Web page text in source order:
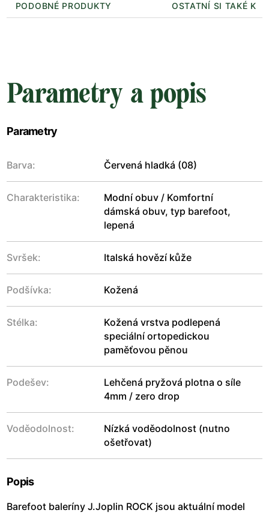
PODOBNÉ PRODUKTY OSTATNÍ SI TAKÉ
Parametry a popis
Parametry
Barva: Červená hladká (08)
Charakteristika:
Modní obuv / Komfortní
dámská obuv, typ barefoot,
lepená
Svršek: Italská hovězí kůže
Podšívka: Kožená
Stélka:
Kožená vrstva podlepená
speciální ortopedickou
paměťovou pěnou
Podešev:
Lehčená pryžová plotna o síle
4mm / zero drop
Voděodolnost:
Nízká voděodolnost (nutno
ošetřovat)
Popis
Barefoot baleríny J.Joplin ROCK jsou aktuální model